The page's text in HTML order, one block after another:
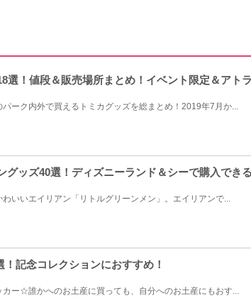
選！値段＆販売場所まとめ！イベント限定＆アト
ーク内外で買えるトミカグッズを総まとめ！2019年7月か...
グッズ40選！ディズニーランド＆シーで購入でき
いいエイリアン「リトルグリーンメン」。エイリアンで...
記念コレクションにおすすめ！
ー☆誰かへのお土産に買っても、自分へのお土産にもおす...